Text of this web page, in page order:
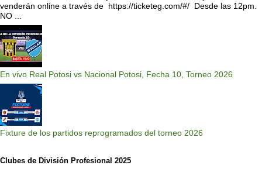
venderán online a través de https://ticketeg.com/#/ Desde las 12pm.
NO ...
En vivo Real Potosi vs Nacional Potosi, Fecha 10, Torneo 2026
Fixture de los partidos reprogramados del torneo 2026
Clubes de División Profesional 2025